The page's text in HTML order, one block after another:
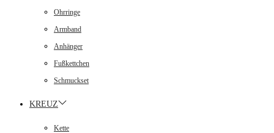
Ohrringe
Armband
Anhänger
Fußkettchen
Schmuckset
KREUZ
Kette